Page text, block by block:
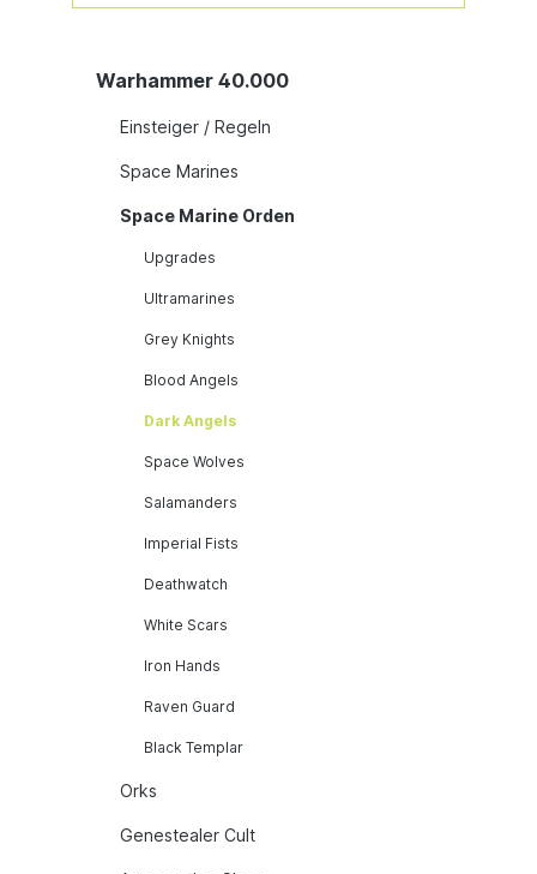
Warhammer 40.000
Einsteiger / Regeln
Space Marines
Space Marine Orden
Upgrades
Ultramarines
Grey Knights
Blood Angels
Dark Angels
Space Wolves
Salamanders
Imperial Fists
Deathwatch
White Scars
Iron Hands
Raven Guard
Black Templar
Orks
Genestealer Cult